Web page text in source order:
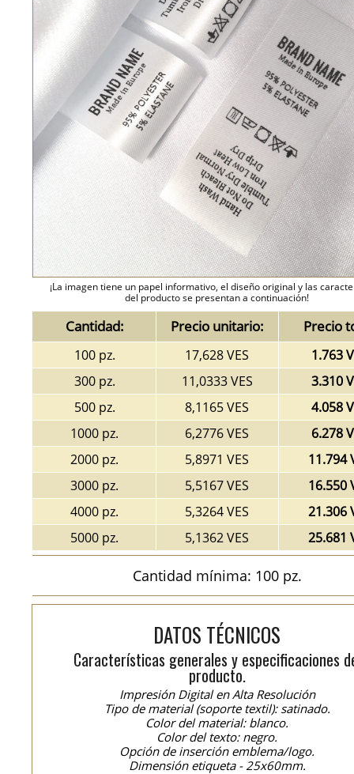
¡La imagen tiene un papel informativo, el diseño original y las
del producto se presentan a continuación!
Cantidad: Precio unitario: Precio
100 pz. 17,628 VES
1.763
300 pz.
11,0333 VES
3.310
500 pz.
8,1165 VES
4.058
1000 pz.
6,2776 VES
6.278
2000 pz.
5,8971 VES
11.794
3000 pz.
5,5167 VES
16.550
4000 pz.
5,3264 VES
21.306
5000 pz.
5,1362 VES 25.681
Cantidad mínima: 100 pz.
DATOS TÉCNICOS
Características generales y especificaciones
producto.
Impresión Digital en Alta Resolución
Tipo de material (soporte textil): satinado.
Color del material: blanco.
Color del texto: negro.
Opción de inserción emblema/logo.
Dimensión etiqueta - 25x60mm.